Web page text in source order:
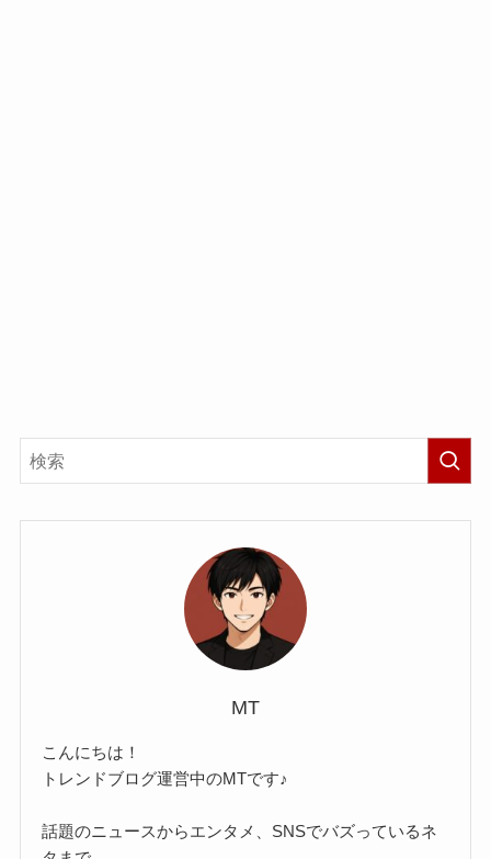
MT
こんにちは！
トレンドブログ運営中のMTです♪
話題のニュースからエンタメ、SNSでバズっているネ